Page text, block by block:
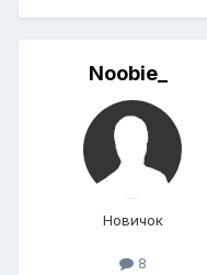
Noobie_
Новичок
8